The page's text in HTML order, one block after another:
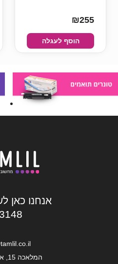
₪255
הוסף לעגלה
אנחנו כאן
המלאכה 15, אור יהודה